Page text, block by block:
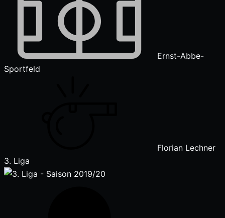
Ernst-Abbe-
Sportfeld
Florian Lechner
3. Liga